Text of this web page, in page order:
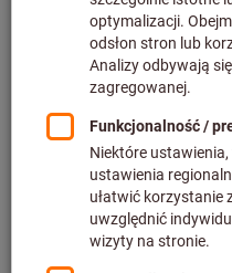
Cena za 1 Sztuka
plus podatek VAT w
Indywidualne ceny dla
zalogowaniu.